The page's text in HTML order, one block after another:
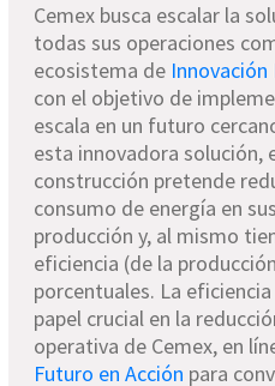
Cemex busca escalar la
todas sus operaciones
ecosistema de
con el objetivo de
escala en un futuro
esta innovadora solución,
construcción pretende
consumo de energía en
producción y, al mismo
eficiencia (de la
porcentuales. La
papel crucial en la
operativa de Cemex, en
Futuro en Acción para